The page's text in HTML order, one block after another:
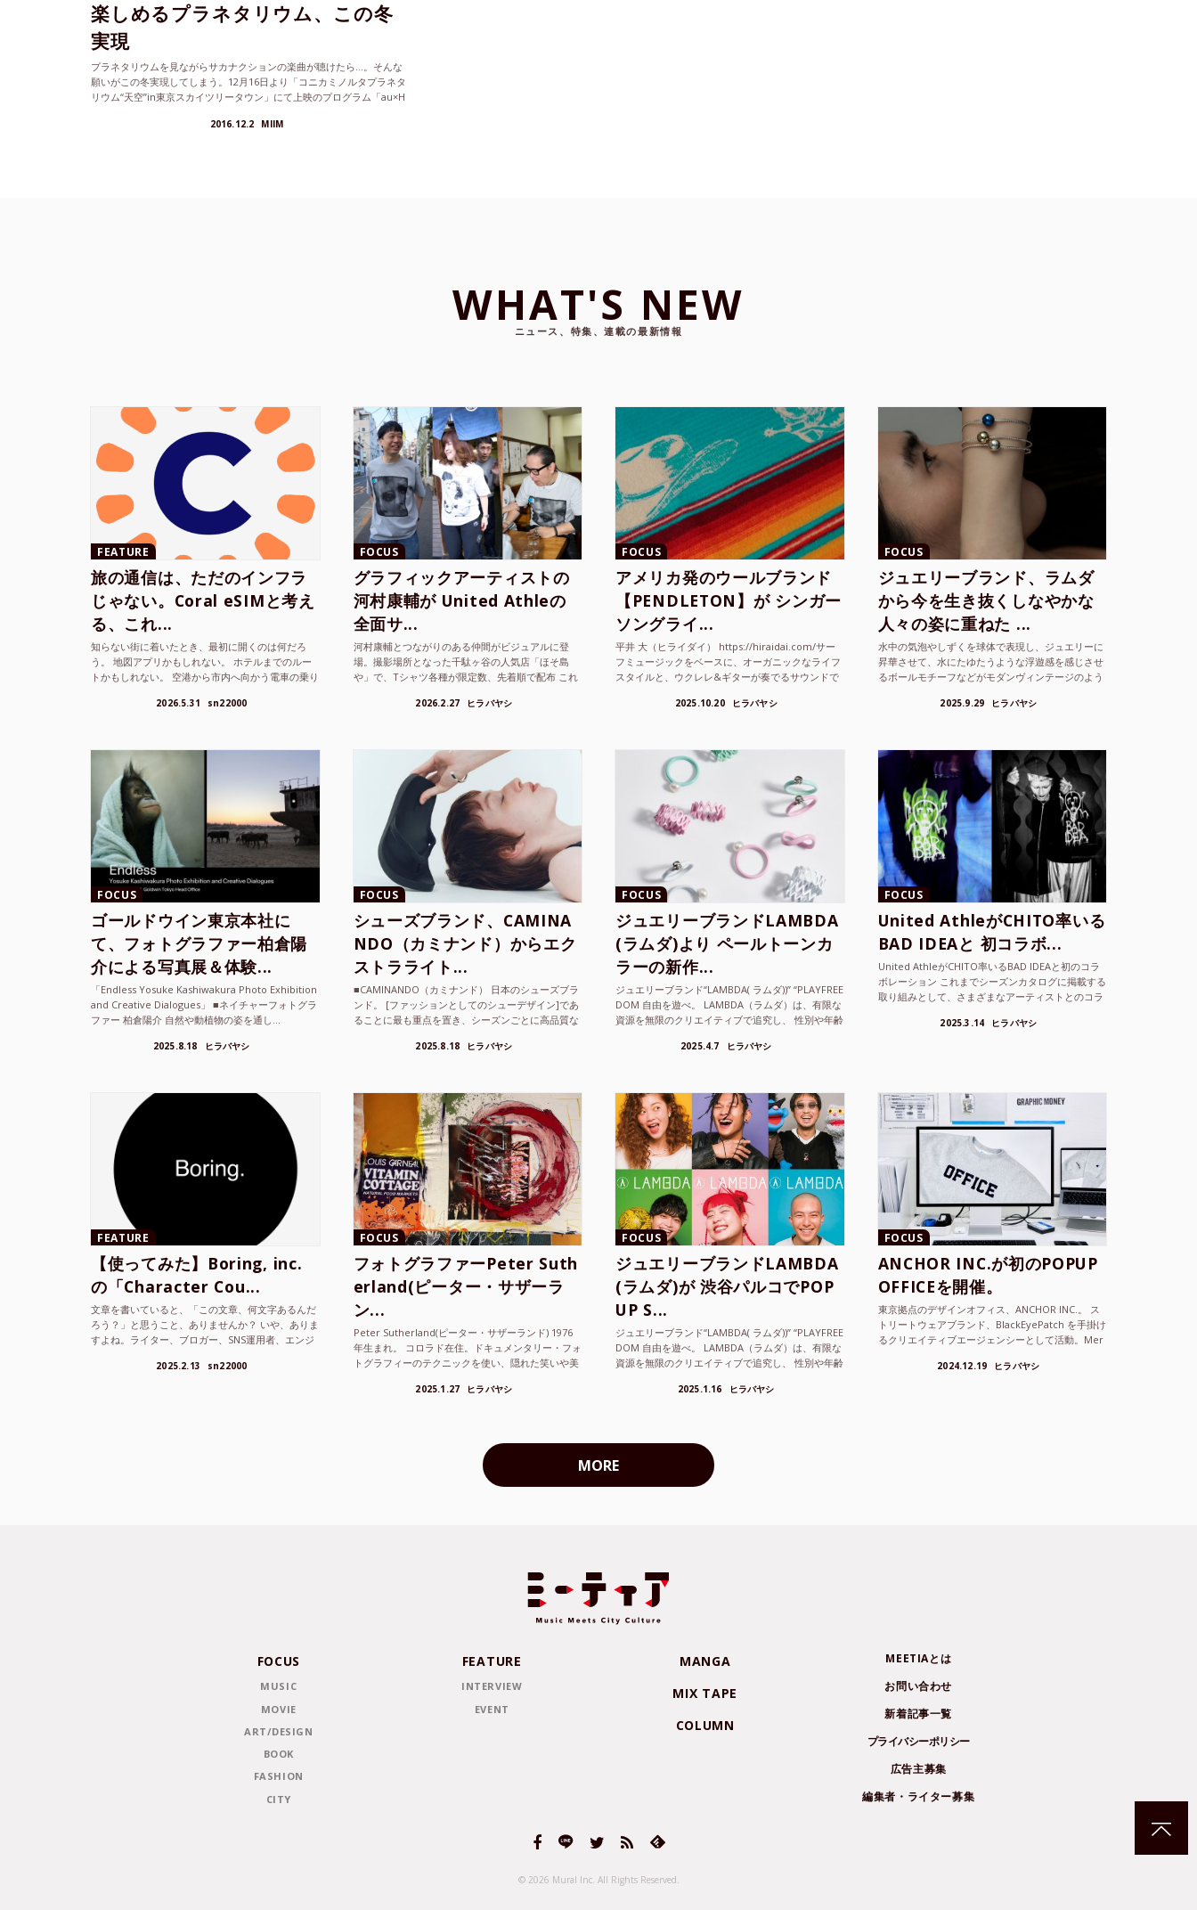
楽しめるプラネタリウム、この冬
実現
プラネタリウムを見ながらサカナクションの楽曲が聴けたら…。そんな
願いがこの冬実現してしまう。12月16日より「コニカミノルタプラネタ
リウム“天空”in東京スカイツリータウン」にて上映のプログラム「au×H
新曲『moon』が使用されるのだ。
2016.12.2 MIIM
WHAT'S NEW
ニュース、特集、連載の最新情報
FEATURE
旅の通信は、ただのインフラ
じゃない。Coral eSIMと考え
る、これ...
知らない街に着いたとき、最初に開くのは何だろ
う。 地図アプリかもしれない。 ホテルまでのルー
トかもしれない。 空港から市内へ向かう電車の乗り
て、その街の空...2026.5.31 sn22000
FOCUS
グラフィックアーティストの
河村康輔が United Athleの
全面サ...
河村康輔とつながりのある仲間がビジュアルに登
場。撮影場所となった千駄ヶ谷の人気店「ほそ島
や」で、Tシャツ各種が限定数、先着順で配布 これ
2026.2.27 ヒラバヤシ
FOCUS
アメリカ発のウールブランド
【PENDLETON】が シンガー
ソングライ...
平井 大（ヒライダイ） https://hiraidai.com/サー
フミュージックをベースに、オーガニックなライフ
スタイルと、ウクレレ&ギターが奏でるサウンドで
2025.10.20 ヒラバヤシ
FOCUS
ジュエリーブランド、ラムダ
から今を生き抜くしなやかな
人々の姿に重ねた ...
水中の気泡やしずくを球体で表現し、ジュエリーに
昇華させて、水にたゆたうような浮遊感を感じさせ
るボールモチーフなどがモダンヴィンテージのよう
2025.9.29 ヒラバヤシ
FOCUS
ゴールドウイン東京本社に
て、フォトグラファー柏倉陽
介による写真展＆体験...
「Endless Yosuke Kashiwakura Photo Exhibition
and Creative Dialogues」 ■ネイチャーフォトグラ
ファー 柏倉陽介 自然や動植物の姿を通し...
2025.8.18 ヒラバヤシ
FOCUS
シューズブランド、CAMINA
NDO（カミナンド）からエク
ストラライト...
■CAMINANDO（カミナンド） 日本のシューズブラ
ンド。 [ファッションとしてのシューデザイン]であ
ることに最も重点を置き、シーズンごとに高品質な
2025.8.18 ヒラバヤシ
FOCUS
ジュエリーブランドLAMBDA
(ラムダ)より ペールトーンカ
ラーの新作...
ジュエリーブランド“LAMBDA( ラムダ))” “PLAYFREE
DOM 自由を遊べ。 LAMBDA（ラムダ）は、有限な
資源を無限のクリエイティブで追究し、 性別や年齢
2025.4.7 ヒラバヤシ
FOCUS
United AthleがCHITO率いる
BAD IDEAと 初コラボ...
United AthleがCHITO率いるBAD IDEAと初のコラ
ボレーション これまでシーズンカタログに掲載する
取り組みとして、さまざまなアーティストとのコラ
2025.3.14 ヒラバヤシ
FEATURE
【使ってみた】Boring, inc.
の「Character Cou...
文章を書いていると、「この文章、何文字あるんだ
ろう？」と思うこと、ありませんか？ いや、ありま
すよね。ライター、ブロガー、SNS運用者、エンジ
2025.2.13 sn22000
FOCUS
フォトグラファーPeter Suth
erland(ピーター・サザーラ
ン...
Peter Sutherland(ピーター・サザーランド) 1976
年生まれ。 コロラド在住。ドキュメンタリー・フォ
トグラフィーのテクニックを使い、隠れた笑いや美
2025.1.27 ヒラバヤシ
FOCUS
ジュエリーブランドLAMBDA
(ラムダ)が 渋谷パルコでPOP
UP S...
ジュエリーブランド“LAMBDA( ラムダ))” “PLAYFREE
DOM 自由を遊べ。 LAMBDA（ラムダ）は、有限な
資源を無限のクリエイティブで追究し、 性別や年齢
2025.1.16 ヒラバヤシ
FOCUS
ANCHOR INC.が初のPOPUP
OFFICEを開催。
東京拠点のデザインオフィス、ANCHOR INC.。 ス
トリートウェアブランド、BlackEyePatch を手掛け
るクリエイティブエージェンシーとして活動。Mer
2024.12.19 ヒラバヤシ
MORE
FOCUS
MUSIC
MOVIE
ART/DESIGN
BOOK
FASHION
CITY
FEATURE
INTERVIEW
EVENT
MANGA
MIX TAPE
COLUMN
MEETIAとは
お問い合わせ
新着記事一覧
プライバシーポリシー
広告主募集
編集者・ライター募集
© 2026 Mural Inc. All Rights Reserved.